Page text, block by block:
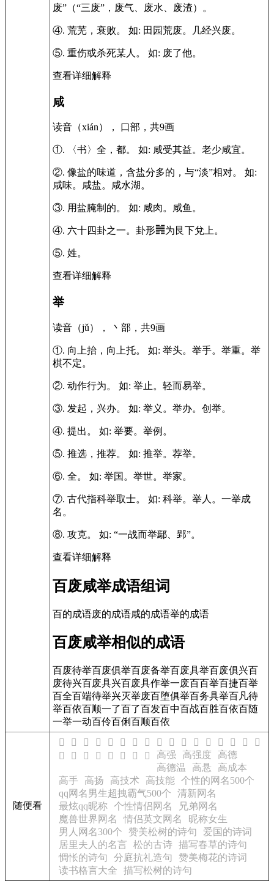
废”（“三废”，废气、废水、废渣）。
④. 荒芜，衰败。 如: 田园荒废。几经兴废。
⑤. 重伤或杀死某人。 如: 废了他。
查看详细解释
咸
读音（xián）， 口部，共9画
①. 〈书〉全，都。 如: 咸受其益。老少咸宜。
②. 像盐的味道，含盐分多的，与“淡”相对。 如:
咸味。咸盐。咸水湖。
③. 用盐腌制的。 如: 咸肉。咸鱼。
④. 六十四卦之一。卦形䷞为艮下兌上。
⑤. 姓。
查看详细解释
举
读音（jǔ）， 丶部，共9画
①. 向上抬，向上托。 如: 举头。举手。举重。举
棋不定。
②. 动作行为。 如: 举止。轻而易举。
③. 发起，兴办。 如: 举义。举办。创举。
④. 提出。 如: 举要。举例。
⑤. 推选，推荐。 如: 推举。荐举。
⑥. 全。 如: 举国。举世。举家。
⑦. 古代指科举取士。 如: 科举。举人。一举成
名。
⑧. 攻克。 如: “一战而举鄢、郢”。
查看详细解释
百废咸举成语组词
百的成语废的成语咸的成语举的成语
百废咸举相似的成语
百废待举百废俱举百废备举百废具举百废俱兴百
废待兴百废具兴百废具作举一废百百举百捷百举
百全百端待举兴灭举废百堕俱举百务具举百凡待
举百依百顺一了百了百发百中百战百胜百依百随
一举一动百伶百俐百顺百依
随便看
𪶆 𪶇 𪶈 𪶉 𪶊 𪶋 𪶌 𪶍 𪶎 𪶏 𪶐 𪶑 𪶒 𪶓 𪶔 𪶕
𪶖
𪶗
𪶘 𪶙 𪶚 𪶛 𪶜 𪶝 𪶞 高强 高强度
高德
高德温
高悬
高成本
高手
高扬 高技术 高技能 个性的网名500个
qq网名男生超拽霸气500个
清新网名
最炫qq昵称 个性情侣网名
兄弟网名
魔兽世界网名
情侣英文网名
昵称女生
男人网名300个
赞美松树的诗句
爱国的诗词
居里夫人的名言
松的古诗 描写春草的诗句
惆怅的诗句
分庭抗礼造句
赞美梅花的诗词
读书格言大全
描写松树的诗句